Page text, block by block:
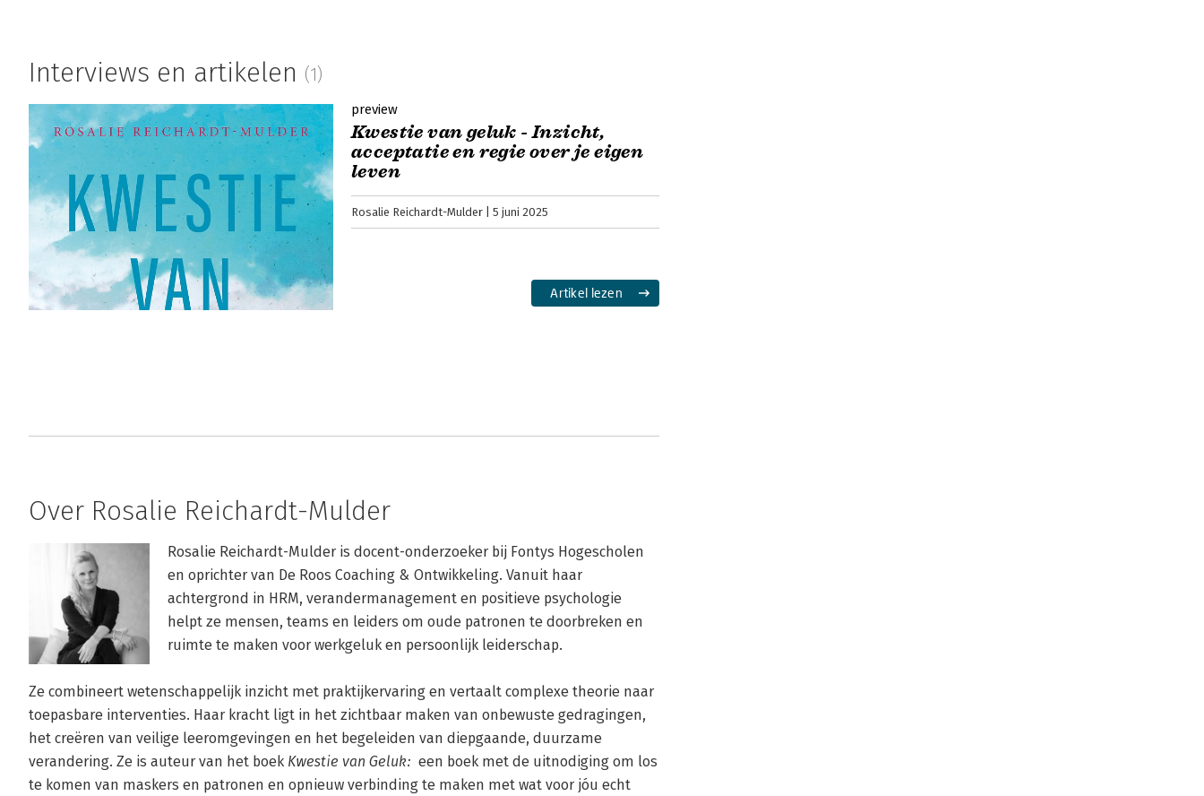
Interviews en artikelen (1)
preview
Kwestie van geluk - Inzicht,
acceptatie en regie over je eigen
leven
Rosalie Reichardt-Mulder 5 juni 2025
Artikel lezen
Over Rosalie Reichardt-Mulder
Rosalie Reichardt-Mulder is docent-onderzoeker bij Fontys Hogescholen
en oprichter van De Roos Coaching & Ontwikkeling. Vanuit haar
achtergrond in HRM, verandermanagement en positieve psychologie
helpt ze mensen, teams en leiders om oude patronen te doorbreken en
ruimte te maken voor werkgeluk en persoonlijk leiderschap.
Ze combineert wetenschappelijk inzicht met praktijkervaring en vertaalt complexe theorie naar
toepasbare interventies. Haar kracht ligt in het zichtbaar maken van onbewuste gedragingen,
het creëren van veilige leeromgevingen en het begeleiden van diepgaande, duurzame
verandering. Ze is auteur van het boek Kwestie van Geluk: een boek met de uitnodiging om los
te komen van maskers en patronen en opnieuw verbinding te maken met wat voor jóu echt